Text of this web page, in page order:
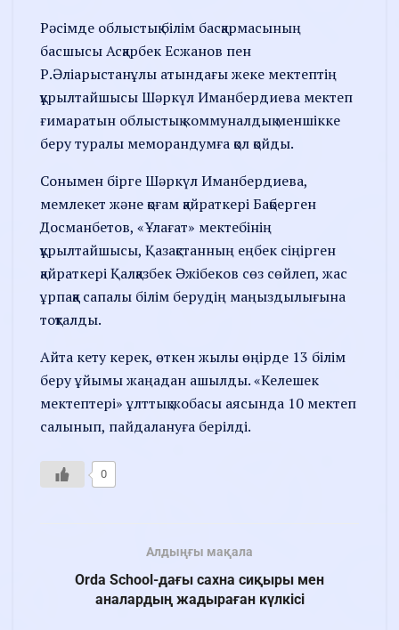
Рәсімде облыстық білім басқармасының
басшысы Асқарбек Есжанов пен
Р.Әліарыстанұлы атындағы жеке мектептің
құрылтайшысы Шәркүл Иманбердиева мектеп
ғимаратын облыстық коммуналдық меншікке
беру туралы меморандумға қол қойды.
Сонымен бірге Шәркүл Иманбердиева,
мемлекет және қоғам қайраткері Бақберген
Досманбетов, «Ұлағат» мектебінің
құрылтайшысы, Қазақстанның еңбек сіңірген
қайраткері Қалқазбек Әжібеков сөз сөйлеп, жас
ұрпаққа сапалы білім берудің маңыздылығына
тоқталды.
Айта кету керек, өткен жылы өңірде 13 білім
беру ұйымы жаңадан ашылды. «Келешек
мектептері» ұлттық жобасы аясында 10 мектеп
салынып, пайдалануға берілді.
0
Алдыңғы мақала
Orda School-дағы сахна сиқыры мен
аналардың жадыраған күлкісі